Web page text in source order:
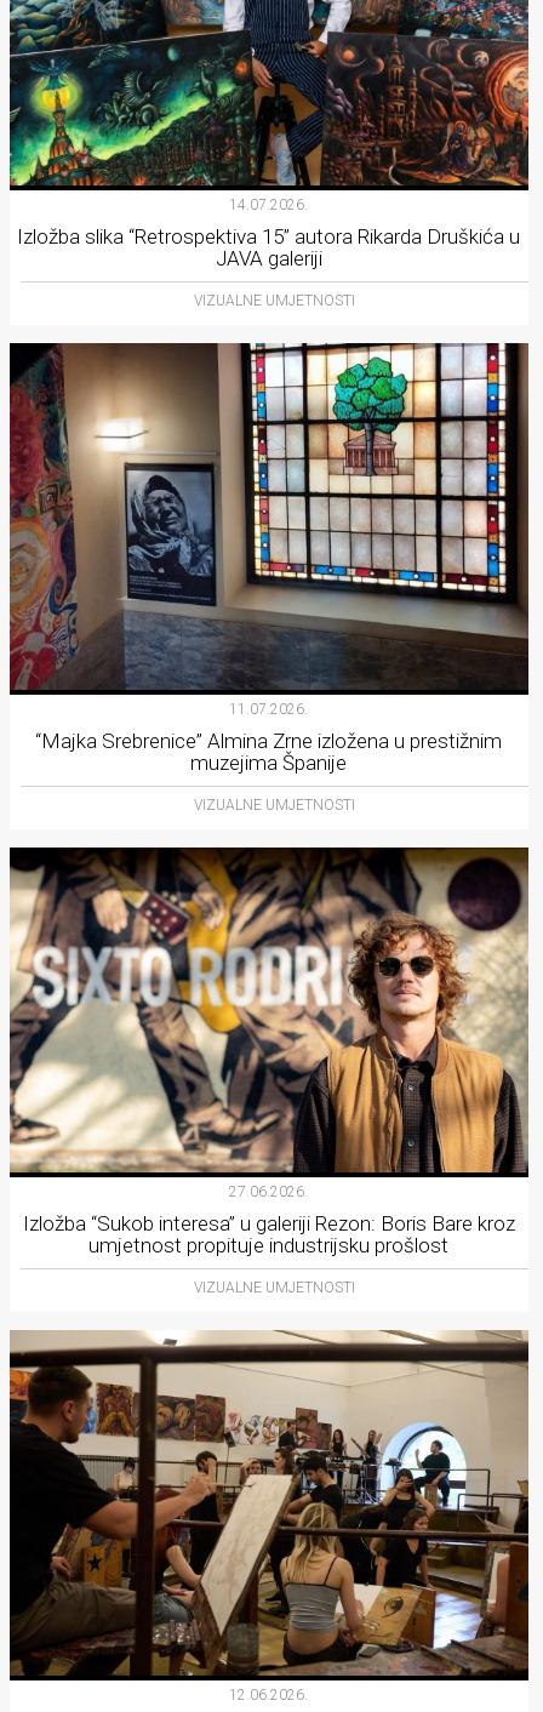
14.07.2026.
Izložba slika “Retrospektiva 15” autora Rikarda Druškića u
JAVA galeriji
VIZUALNE UMJETNOSTI
11.07.2026.
“Majka Srebrenice” Almina Zrne izložena u prestižnim
muzejima Španije
VIZUALNE UMJETNOSTI
27.06.2026.
Izložba “Sukob interesa” u galeriji Rezon: Boris Bare kroz
umjetnost propituje industrijsku prošlost
VIZUALNE UMJETNOSTI
12.06.2026.